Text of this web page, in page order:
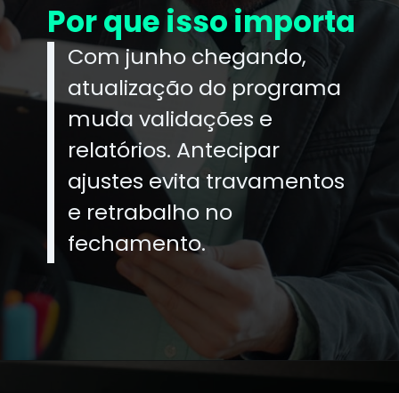
Por que isso importa
Com junho chegando,
atualização do programa
muda validações e
relatórios. Antecipar
ajustes evita travamentos
e retrabalho no
fechamento.